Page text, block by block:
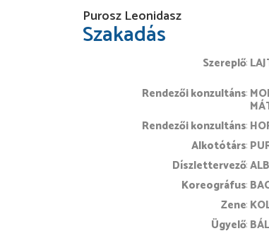
Purosz Leonidasz
Szakadás
Szereplő
rendezői konzultáns
rendezői konzultáns
alkotótárs
díszlettervező
koreográfus
zene
ügyelő